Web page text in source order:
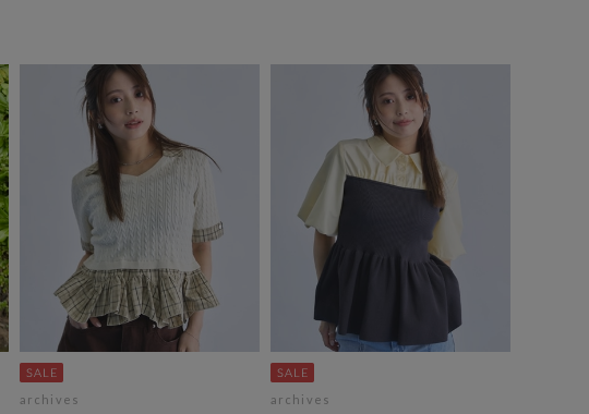
archives archives